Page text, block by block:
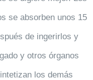
se absorben unos 15
de ingerirlos y
y otros órganos
los demás